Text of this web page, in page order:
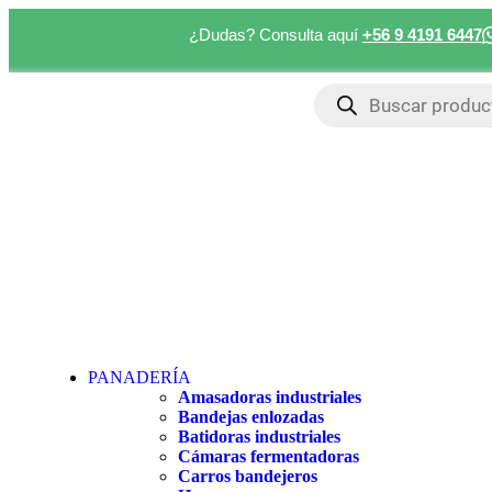
¿Dudas? Consulta aquí +56 9 4191 6447
PANADERÍA
Amasadoras industriales
Bandejas enlozadas
Batidoras industriales
Cámaras fermentadoras
Carros bandejeros